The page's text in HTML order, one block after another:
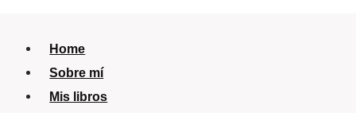
Home
Sobre mí
Mis libros